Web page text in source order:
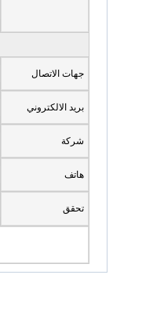
جهات الاتصال
بريد الالكتروني
شركة
هاتف
تحقق